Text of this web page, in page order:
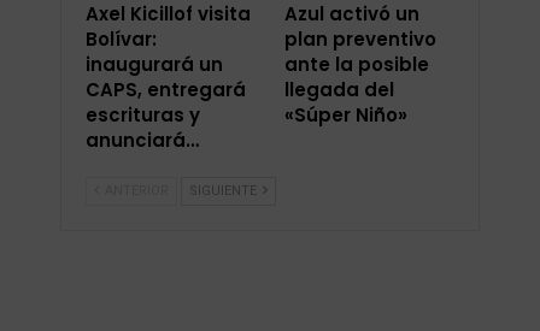
Axel Kicillof visita
Bolívar:
inaugurará un
CAPS, entregará
escrituras y
anunciará…
Azul activó un
plan preventivo
ante la posible
llegada del
«Súper Niño»
SIGUIENTE